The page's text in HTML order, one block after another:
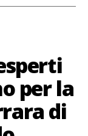
per la
di